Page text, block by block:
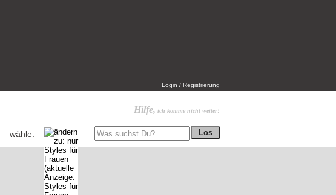
Login / Registrierung
Hilfe, ich komme nicht weiter!
wähle: